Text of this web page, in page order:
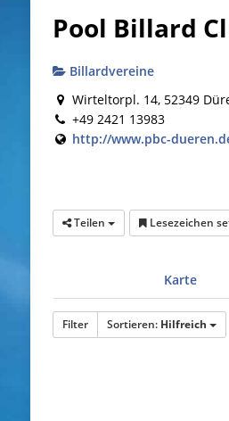
Pool Billard
Billardvereine
Wirteltorpl. 14, 52349
+49 2421 13983
http://www.pbc-
Teilen Lesezeichen
Karte
Filter Sortieren: Hilfreich